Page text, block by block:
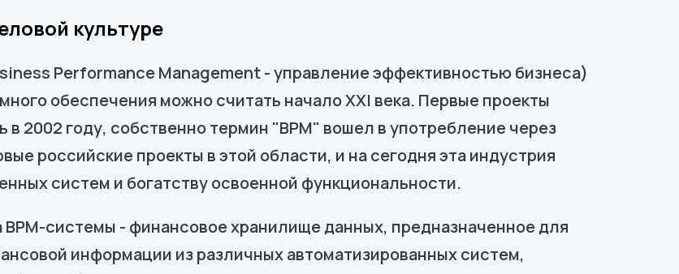
культуре
Performance Management - управление эффективностью бизнеса)
обеспечения можно считать начало XXI века. Первые проекты
в 2002 году, собственно термин "BPM" вошел в употребление через
российские проекты в этой области, и на сегодня эта индустрия
систем и богатству освоенной функциональности.
BPM-системы - финансовое хранилище данных, предназначенное для
информации из различных автоматизированных систем,